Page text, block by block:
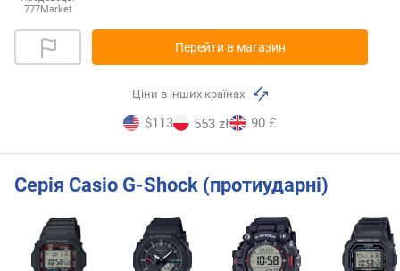
777Market
Перейти в магазин
Ціни в інших країнах
$113 553 zł 90 £
Серія Casio G-Shock (протиударні)